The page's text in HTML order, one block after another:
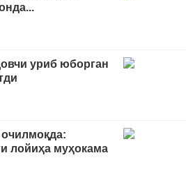
уриб юборган
лойиҳа муҳокама